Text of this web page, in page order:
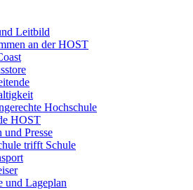
Leitbild
an der HOST
Hochschule
HOST
und Presse
trifft Schule
und Lageplan